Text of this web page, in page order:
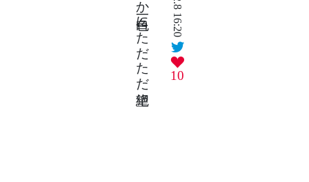
10